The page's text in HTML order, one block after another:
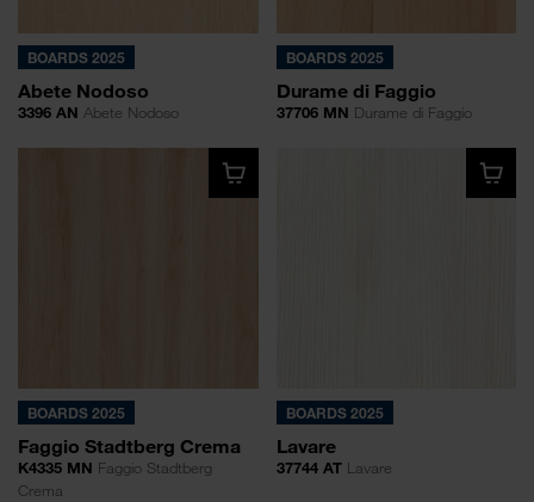
BOARDS 2025
Abete Nodoso
3396 AN Abete Nodoso
BOARDS 2025
Durame di Faggio
37706 MN Durame di Faggio
BOARDS 2025
Faggio Stadtberg Crema
K4335 MN Faggio Stadtberg
Crema
BOARDS 2025
Lavare
37744 ATLavare